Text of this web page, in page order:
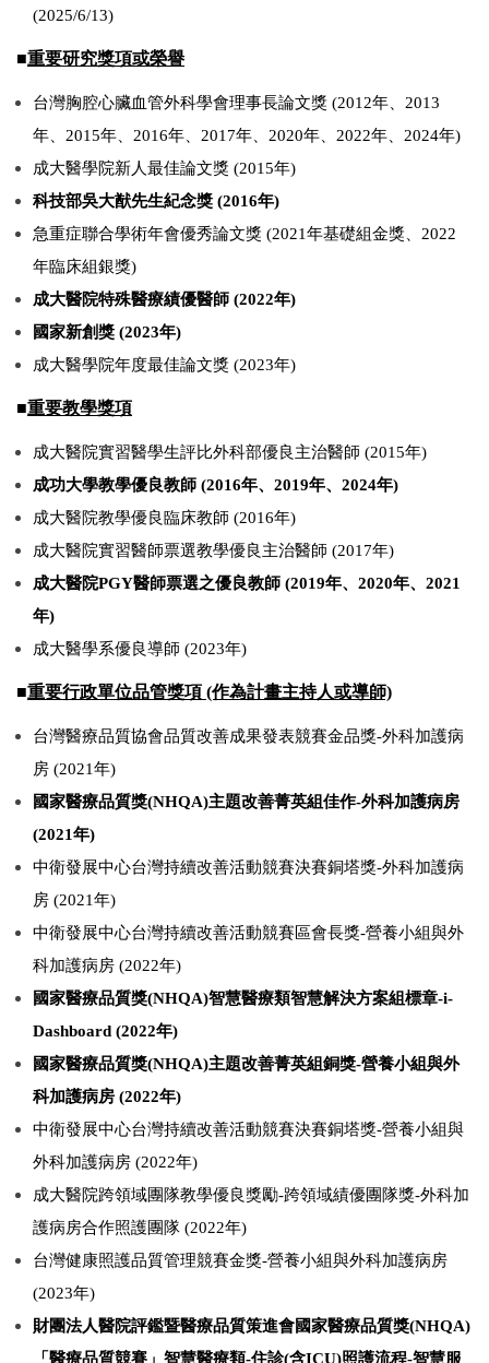
(2025/6/13)
■重要研究獎項或榮譽
台灣胸腔心臟血管外科學會理事長論文獎 (2012年、2013
年、2015年、2016年、2017年、2020年、2022年、2024年)
成大醫學院新人最佳論文獎 (2015年)
科技部吳大猷先生紀念獎 (2016年)
急重症聯合學術年會優秀論文獎 (2021年基礎組金獎、2022
年臨床組銀獎)
成大醫院特殊醫療績優醫師 (2022年)
國家新創獎 (2023年)
成大醫學院年度最佳論文獎 (2023年)
■重要教學獎項
成大醫院實習醫學生評比外科部優良主治醫師 (2015年)
成功大學教學優良教師 (2016年、2019年、2024年)
成大醫院教學優良臨床教師 (2016年)
成大醫院實習醫師票選教學優良主治醫師 (2017年)
成大醫院PGY醫師票選之優良教師 (2019年、2020年、2021
年)
成大醫學系優良導師 (2023年)
■重要行政單位品管獎項 (作為計畫主持人或導師)
台灣醫療品質協會品質改善成果發表競賽金品獎-外科加護病
房 (2021年)
國家醫療品質獎(NHQA)主題改善菁英組佳作-外科加護病房
(2021年)
中衛發展中心台灣持續改善活動競賽決賽銅塔獎-外科加護病
房 (2021年)
中衛發展中心台灣持續改善活動競賽區會長獎-營養小組與外
科加護病房 (2022年)
國家醫療品質獎(NHQA)智慧醫療類智慧解決方案組標章-i-
Dashboard (2022年)
國家醫療品質獎(NHQA)主題改善菁英組銅獎-營養小組與外
科加護病房 (2022年)
中衛發展中心台灣持續改善活動競賽決賽銅塔獎-營養小組與
外科加護病房 (2022年)
成大醫院跨領域團隊教學優良獎勵-跨領域績優團隊獎-外科加
護病房合作照護團隊 (2022年)
台灣健康照護品質管理競賽金獎-營養小組與外科加護病房
(2023年)
財團法人醫院評鑑暨醫療品質策進會國家醫療品質獎(NHQA)
「醫療品質競賽」智慧醫療類-住診(含ICU)照護流程-智慧服